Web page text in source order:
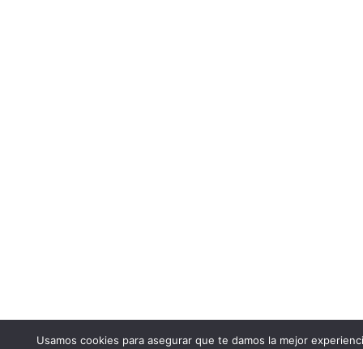
Usamos cookies para asegurar que te damos la mejor